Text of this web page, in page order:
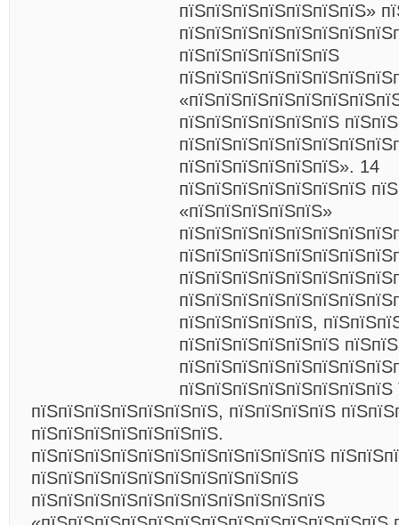
пїЅпїЅпїЅпїЅпїЅпїЅпїЅ»
пїЅпїЅпїЅпїЅпїЅпїЅ
пїЅпїЅпїЅпїЅпїЅпїЅ
пїЅпїЅпїЅпїЅпїЅпїЅ». 14
пїЅпїЅпїЅпїЅпїЅпїЅпїЅ
«пїЅпїЅпїЅпїЅпїЅ»
пїЅпїЅпїЅпїЅпїЅ,
пїЅпїЅпїЅпїЅпїЅпїЅ
пїЅпїЅпїЅпїЅпїЅпїЅпїЅ, пїЅпїЅпїЅпїЅ
пїЅпїЅпїЅпїЅпїЅпїЅпїЅ.
пїЅпїЅпїЅпїЅпїЅпїЅпїЅпїЅпїЅпїЅпїЅ
пїЅпїЅпїЅпїЅпїЅпїЅпїЅпїЅпїЅпїЅ
пїЅпїЅпїЅпїЅпїЅпїЅпїЅпїЅпїЅпїЅпїЅ